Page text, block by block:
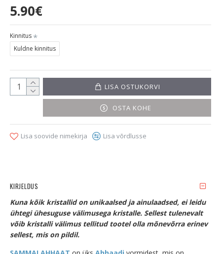
5.90€
Kinnitus
Kuldne kinnitus
LISA OSTUKORVI
OSTA KOHE
Lisa soovide nimekirja Lisa võrdlusse
KIRJELDUS
Kuna kõik kristallid on unikaalsed ja ainulaadsed, ei leidu
ühtegi ühesuguse välimusega kristalle. Sellest tulenevalt
võib kristalli välimus tellitud tootel olla mõnevõrra erinev
sellest, mis on pildil.